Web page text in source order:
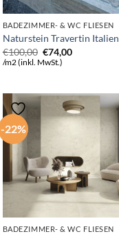
BADEZIMMER- & WC FLIESEN
Naturstein Travertin Italien
€100,00 Ursprünglicher
Preis
war:
€74,00Aktueller
/m2 (inkl. MwSt.)
-22%
BADEZIMMER- & WC FLIESEN